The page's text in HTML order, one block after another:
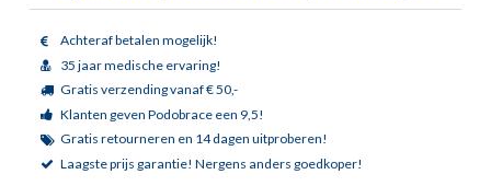
Achteraf betalen mogelijk!
35 jaar medische ervaring!
Gratis verzending vanaf € 50,-
Klanten geven Podobrace een 9,5!
Gratis retourneren en 14 dagen uitproberen!
Laagste prijs garantie! Nergens anders goedkoper!